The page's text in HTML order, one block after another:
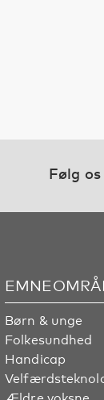
Følg
Børn & unge
Folkesundhed
Handicap